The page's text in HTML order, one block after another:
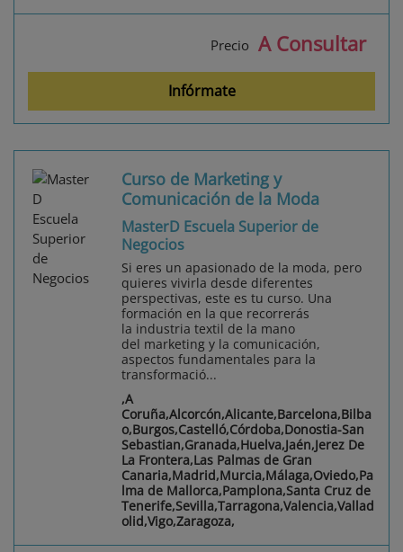
Precio A Consultar
Infórmate
Curso de Marketing y
Comunicación de la Moda
MasterD Escuela Superior de
Negocios
Si eres un apasionado de la moda, pero
quieres vivirla desde diferentes
perspectivas, este es tu curso. Una
formación en la que recorrerás
la industria textil de la mano
del marketing y la comunicación,
aspectos fundamentales para la
transformació...
,A
Coruña,Alcorcón,Alicante,Barcelona,Bilba
o,Burgos,Castelló,Córdoba,Donostia-San
Sebastian,Granada,Huelva,Jaén,Jerez De
La Frontera,Las Palmas de Gran
Canaria,Madrid,Murcia,Málaga,Oviedo,Pa
lma de Mallorca,Pamplona,Santa Cruz de
Tenerife,Sevilla,Tarragona,Valencia,Vallad
olid,Vigo,Zaragoza,